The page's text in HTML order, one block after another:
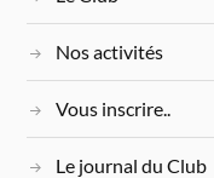
Nos activités
Vous inscrire..
Le journal du Club